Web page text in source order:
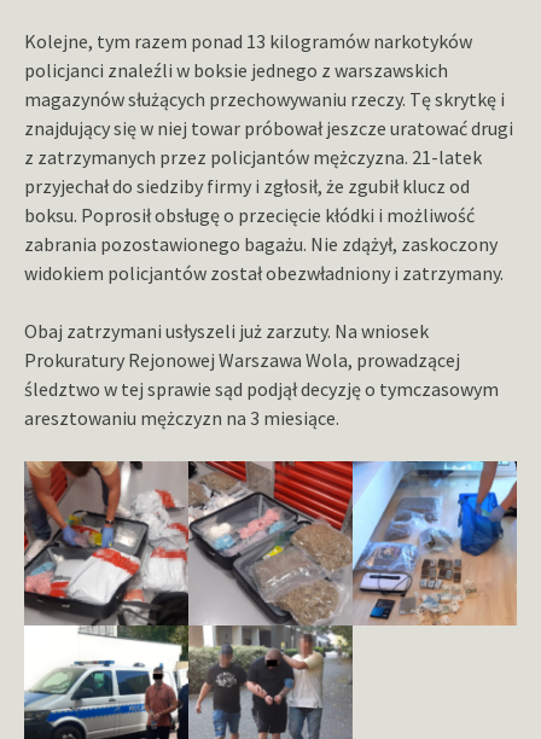
Kolejne, tym razem ponad 13 kilogramów narkotyków
policjanci znaleźli w boksie jednego z warszawskich
magazynów służących przechowywaniu rzeczy. Tę skrytkę i
znajdujący się w niej towar próbował jeszcze uratować drugi
z zatrzymanych przez policjantów mężczyzna. 21-latek
przyjechał do siedziby firmy i zgłosił, że zgubił klucz od
boksu. Poprosił obsługę o przecięcie kłódki i możliwość
zabrania pozostawionego bagażu. Nie zdążył, zaskoczony
widokiem policjantów został obezwładniony i zatrzymany.
Obaj zatrzymani usłyszeli już zarzuty. Na wniosek
Prokuratury Rejonowej Warszawa Wola, prowadzącej
śledztwo w tej sprawie sąd podjął decyzję o tymczasowym
aresztowaniu mężczyzn na 3 miesiące.